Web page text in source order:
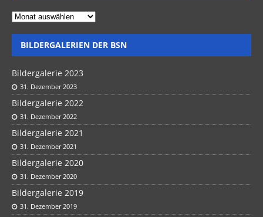
BILDERGALERIEN DER BSN
Bildergalerie 2023
31. Dezember 2023
Bildergalerie 2022
31. Dezember 2022
Bildergalerie 2021
31. Dezember 2021
Bildergalerie 2020
31. Dezember 2020
Bildergalerie 2019
31. Dezember 2019